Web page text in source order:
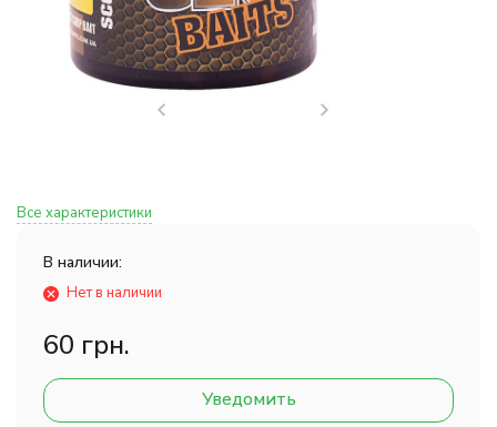
Все характеристики
В наличии:
Нет в наличии
60 грн.
Уведомить